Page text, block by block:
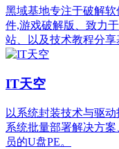
黑域基地专注于破解
件,游戏破解版、致力
站、以及技术教程分享
IT天空
以系统封装技术与驱
系统批量部署解决方
员的U盘PE。